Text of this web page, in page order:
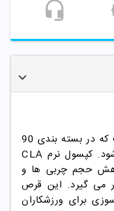
کپسول نرم CLA کارن یک مکمل با کیفیت که در بسته بندی 90
عددی در ایران تولید و بسته بندی می شود. کپسول نرم CLA
حجم چربی ها و
می گیرد. این قرص
برای ورزشکاران